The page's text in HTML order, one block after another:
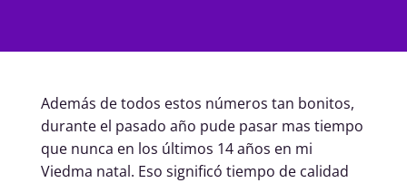
Además de todos estos números tan bonitos,
durante el pasado año pude pasar mas tiempo
que nunca en los últimos 14 años en mi
Viedma natal. Eso significó tiempo de calidad